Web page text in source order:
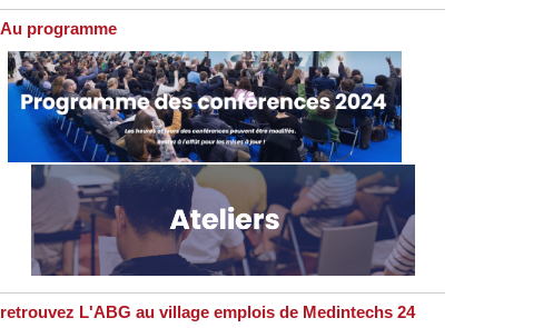
Au programme
retrouvez L'ABG au village emplois de Medintechs 24